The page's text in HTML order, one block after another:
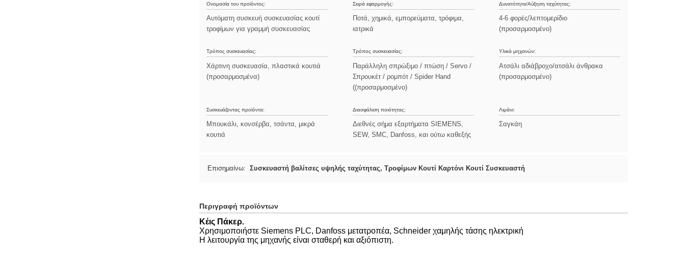
Ονομασία του προϊόντος:
Αυτόματη συσκευή συσκευασίας κουτί
τροφίμων για γραμμή συσκευασίας
Σειρά εφαρμογής:
Ποτά, χημικά, εμπορεύματα, τρόφιμα,
ιατρικά
Δυνατότητα/Αύξηση ταχύτητας:
4-6 φορές/λεπτομερίδιο
(προσαρμοσμένο)
Τρόπος συσκευασίας:
Χάρτινη συσκευασία, πλαστικά κουτιά
(προσαρμοσμένα)
Τρόπος συσκευασίας:
Παράλληλη σπρώξιμο / πτώση / Servo /
Σπρουκέτ / ρομπότ / Spider Hand
((προσαρμοσμένο)
Υλικά μηχανών:
Ατσάλι αδιάβροχο/ατσάλι άνθρακα
(προσαρμοσμένο)
Συσκευάζοντας προϊόντα:
Μπουκάλι, κονσέρβα, τσάντα, μικρά
κουτιά
Διασφάλιση ποιότητας:
Διεθνές σήμα εξαρτήματα SIEMENS,
SEW, SMC, Danfoss, και ούτω καθεξής
Λιμάνι:
Σαγκάη
Επισημαίνω: Συσκευαστή βαλίτσες υψηλής ταχύτητας,Τροφίμων Κουτί Καρτόνι Κουτί Συσκευαστή
Περιγραφή προϊόντων
Κέις Πάκερ.
Χρησιμοποιήστε Siemens PLC, Danfoss μετατροπέα, Schneider χαμηλής τάσης ηλεκτρική
Η λειτουργία της μηχανής είναι σταθερή και αξιόπιστη.